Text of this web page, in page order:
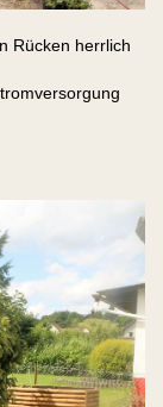
Rücken herrlich